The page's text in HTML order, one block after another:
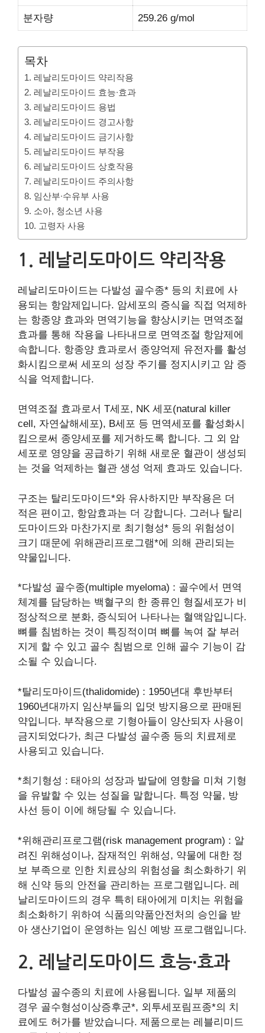
분자량 259.26 g/mol
목차
1. 레날리도마이드 약리작용
2. 레날리도마이드 효능∙효과
3. 레날리도마이드 용법
3. 레날리도마이드 경고사항
4. 레날리도마이드 금기사항
5. 레날리도마이드 부작용
6. 레날리도마이드 상호작용
7. 레날리도마이드 주의사항
8. 임산부∙수유부 사용
9. 소아, 청소년 사용
10. 고령자 사용
1. 레날리도마이드 약리작용
레날리도마이드는 다발성 골수종* 등의 치료에 사
용되는 항암제입니다. 암세포의 증식을 직접 억제하
는 항종양 효과와 면역기능을 향상시키는 면역조절
효과를 통해 작용을 나타내므로 면역조절 항암제에
속합니다. 항종양 효과로서 종양억제 유전자를 활성
화시킴으로써 세포의 성장 주기를 정지시키고 암 증
식을 억제합니다.
면역조절 효과로서 T세포, NK 세포(natural killer
cell, 자연살해세포), B세포 등 면역세포를 활성화시
킴으로써 종양세포를 제거하도록 합니다. 그 외 암
세포로 영양을 공급하기 위해 새로운 혈관이 생성되
는 것을 억제하는 혈관 생성 억제 효과도 있습니다.
구조는 탈리도마이드*와 유사하지만 부작용은 더
적은 편이고, 항암효과는 더 강합니다. 그러나 탈리
도마이드와 마찬가지로 최기형성* 등의 위험성이
크기 때문에 위해관리프로그램*에 의해 관리되는
약물입니다.
*다발성 골수종(multiple myeloma) : 골수에서 면역
체계를 담당하는 백혈구의 한 종류인 형질세포가 비
정상적으로 분화, 증식되어 나타나는 혈액암입니다.
뼈를 침범하는 것이 특징적이며 뼈를 녹여 잘 부러
지게 할 수 있고 골수 침범으로 인해 골수 기능이 감
소될 수 있습니다.
*탈리도마이드(thalidomide) : 1950년대 후반부터
1960년대까지 임산부들의 입덧 방지용으로 판매된
약입니다. 부작용으로 기형아들이 양산되자 사용이
금지되었다가, 최근 다발성 골수종 등의 치료제로
사용되고 있습니다.
*최기형성 : 태아의 성장과 발달에 영향을 미쳐 기형
을 유발할 수 있는 성질을 말합니다. 특정 약물, 방
사선 등이 이에 해당될 수 있습니다.
*위해관리프로그램(risk management program) : 알
려진 위해성이나, 잠재적인 위해성, 약물에 대한 정
보 부족으로 인한 치료상의 위험성을 최소화하기 위
해 신약 등의 안전을 관리하는 프로그램입니다. 레
날리도마이드의 경우 특히 태아에게 미치는 위험을
최소화하기 위하여 식품의약품안전처의 승인을 받
아 생산기업이 운영하는 임신 예방 프로그램입니다.
2. 레날리도마이드 효능∙효과
다발성 골수종의 치료에 사용됩니다. 일부 제품의
경우 골수형성이상증후군*, 외투세포림프종*의 치
료에도 허가를 받았습니다. 제품으로는 레블리미드